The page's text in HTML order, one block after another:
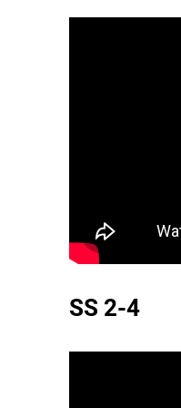
SS 2-4